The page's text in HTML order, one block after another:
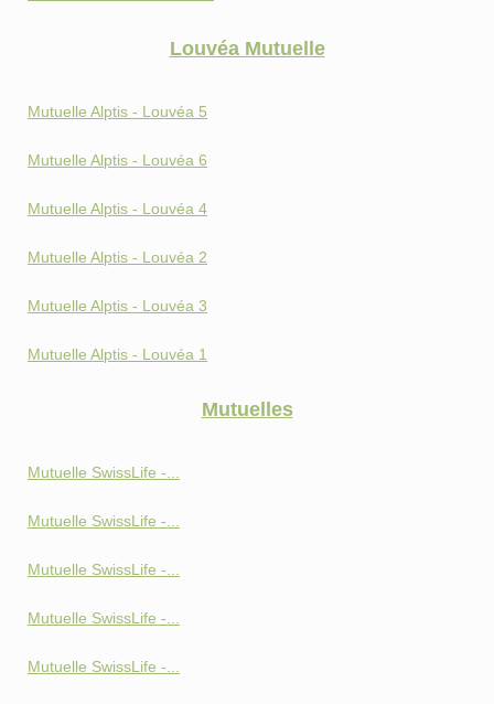
Louvéa Mutuelle
Mutuelle Alptis - Louvéa 5
Mutuelle Alptis - Louvéa 6
Mutuelle Alptis - Louvéa 4
Mutuelle Alptis - Louvéa 2
Mutuelle Alptis - Louvéa 3
Mutuelle Alptis - Louvéa 1
Mutuelles
Mutuelle SwissLife -...
Mutuelle SwissLife -...
Mutuelle SwissLife -...
Mutuelle SwissLife -...
Mutuelle SwissLife -...